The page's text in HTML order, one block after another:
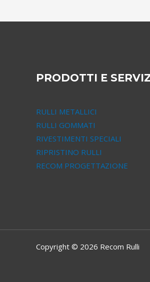
PRODOTTI E
RULLI METALLICI
RULLI GOMMATI
RIVESTIMENTI SPECIALI
RIPRISTINO RULLI
RECOM PROGETTAZIONE
Copyright © 2026 Recom Rulli